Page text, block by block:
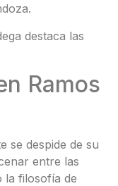
destaca las
Ramos
se despide de su
entre las
la filosofía de